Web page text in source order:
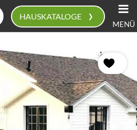
HAUSKATALOGE › MENÜ